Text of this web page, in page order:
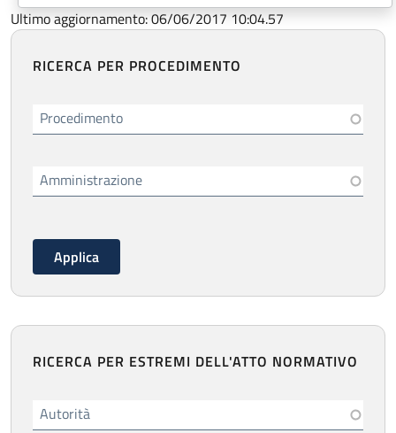
Ultimo aggiornamento: 06/06/2017 10:04.57
RICERCA PER PROCEDIMENTO
Procedimento
Amministrazione
RICERCA PER ESTREMI DELL'ATTO NORMATIVO
Autorità